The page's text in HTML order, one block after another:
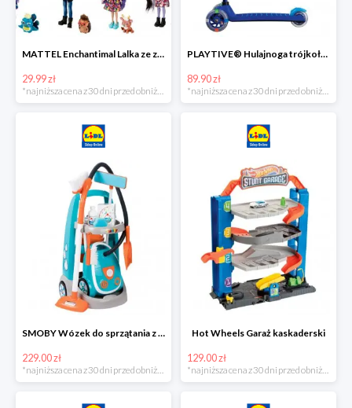
MATTEL Enchantimal Lalka ze zwierzątkiem
29.99 zł
*najniższa cena z 30 dni przed obniżką
PLAYTIVE® Hulajnoga trójkołowa Tri Scooter z diodami LED
89.90 zł
*najniższa cena z 30 dni przed obniżką
SMOBY Wózek do sprzątania z odkurzaczem
229.00 zł
Hot Wheels Garaż kaskaderski
129.00 zł